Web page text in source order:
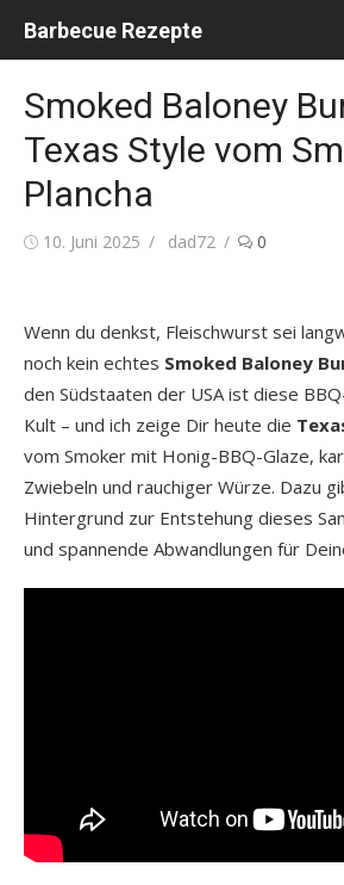
Barbecue Rezepte
Smoked Baloney
Texas Style vom
Plancha
Posted
10. Juni 2025 Author
dad72 0
Wenn du denkst, Fleischwurst sei
noch kein echtes Smoked Baloney
den Südstaaten der USA ist diese
Kult – und ich zeige Dir heute die
vom Smoker mit Honig-BBQ-Glaze,
Zwiebeln und rauchiger Würze. Dazu
Hintergrund zur Entstehung dieses
und spannende Abwandlungen für